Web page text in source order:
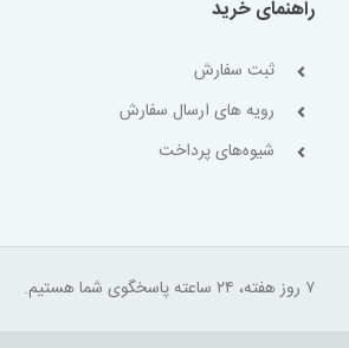
راهنمای خرید
ثبت سفارش
رویه های ارسال سفارش
شیوه‌های پرداخت
۷ روز هفته، ۲۴ ساعته پاسخگوی شما هستیم.